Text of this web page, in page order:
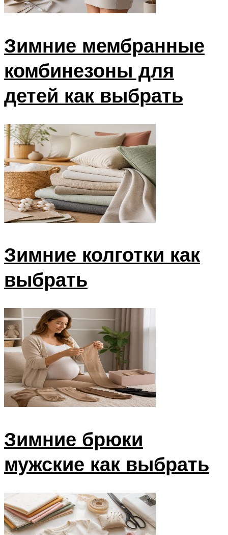
Зимние мембранные
комбинезоны для
детей как выбрать
Зимние колготки как
выбрать
Зимние брюки
мужские как выбрать